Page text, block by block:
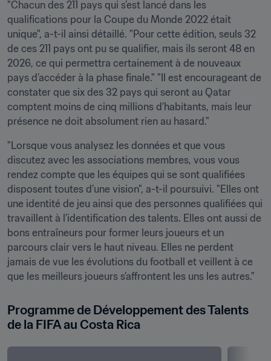
"Chacun des 211 pays qui s’est lancé dans les
qualifications pour la Coupe du Monde 2022 était
unique", a-t-il ainsi détaillé. "Pour cette édition, seuls 32
de ces 211 pays ont pu se qualifier, mais ils seront 48 en
2026, ce qui permettra certainement à de nouveaux
pays d’accéder à la phase finale." "Il est encourageant de
constater que six des 32 pays qui seront au Qatar
comptent moins de cinq millions d’habitants, mais leur
présence ne doit absolument rien au hasard."
"Lorsque vous analysez les données et que vous
discutez avec les associations membres, vous vous
rendez compte que les équipes qui se sont qualifiées
disposent toutes d’une vision", a-t-il poursuivi. "Elles ont
une identité de jeu ainsi que des personnes qualifiées qui
travaillent à l’identification des talents. Elles ont aussi de
bons entraîneurs pour former leurs joueurs et un
parcours clair vers le haut niveau. Elles ne perdent
jamais de vue les évolutions du football et veillent à ce
que les meilleurs joueurs s’affrontent les uns les autres."
Programme de Développement des Talents
de la FIFA au Costa Rica